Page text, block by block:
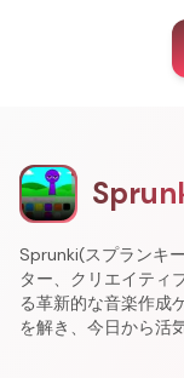
Sprunki(スプランキ
ター、クリエイティ
る革新的な音楽作成
を解き、今日から活